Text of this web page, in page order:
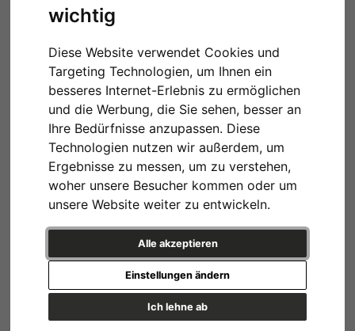
wichtig
Diese Website verwendet Cookies und
Targeting Technologien, um Ihnen ein
besseres Internet-Erlebnis zu ermöglichen
und die Werbung, die Sie sehen, besser an
Ihre Bedürfnisse anzupassen. Diese
Technologien nutzen wir außerdem, um
Ergebnisse zu messen, um zu verstehen,
woher unsere Besucher kommen oder um
unsere Website weiter zu entwickeln.
Alle akzeptieren
Ich lehne ab
Einstellungen ändern